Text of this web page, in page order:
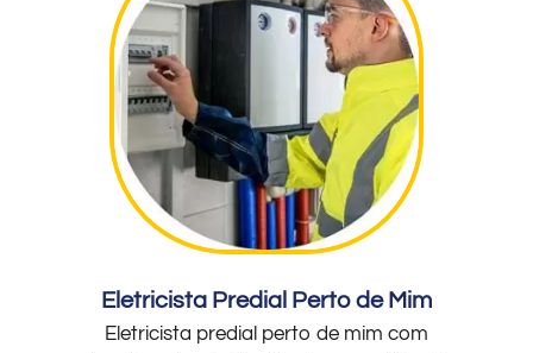
Eletricista Predial Perto de Mim
Eletricista predial perto de mim com